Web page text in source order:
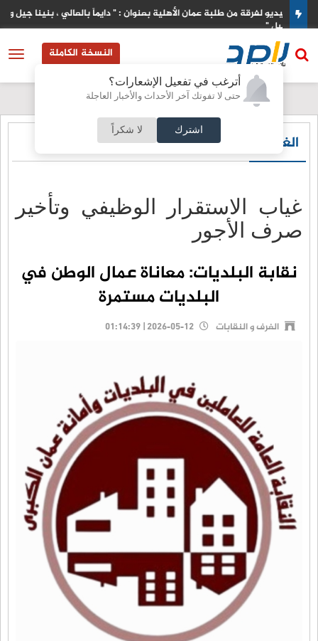
أترغب في تفعيل الإشعارات؟
حتى لا تفوتك آخر الأحداث والأخبار العاجلة
اشترك لا شكراً
، بنينا جيل ورا الاحتلال يطرح عطاء لبناء وحدات استيطانية جديدة في
النسخة الكاملة
الغرف و النقابات
غياب الاستقرار الوظيفي وتأخير
صرف الأجور
نقابة البلديات: معاناة عمال الوطن في
البلديات مستمرة
الغرف و النقابات